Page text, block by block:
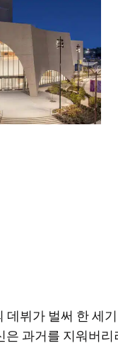
데뷔가 벌써 한 세
과거를 지워버